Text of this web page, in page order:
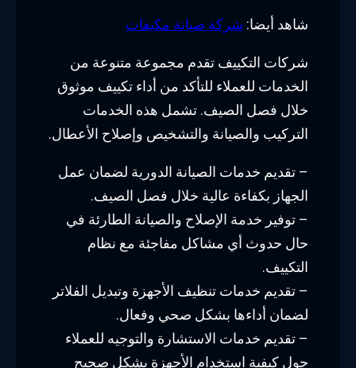
شاهد أيضا: شركة صيانة مكيفات
شركات التكييف تقدم مجموعة متنوعة من
الخدمات للعملاء للتأكد من أداء تكييف موثوق
خلال فصل الصيف. تشمل هذه الخدمات
التركيب والصيانة والتشخيص وإصلاح الأعطال.
– تقديم خدمات الصيانة الدورية لضمان عمل
الجهاز بكفاءة عالية خلال فصل الصيف.
– توفير خدمة الإصلاح والصيانة الطارئة في
حال حدوث أي مشاكل مفاجئة مع نظام
التكييف.
– تقديم خدمات تنظيف الأجهزة وتبديل الفلاتر
لضمان أداءها بشكل صحي وفعال.
– تقديم خدمات الاستشارة والتوجيه للعملاء
حول كيفية استخدام الأجهزة بشكل صحيح